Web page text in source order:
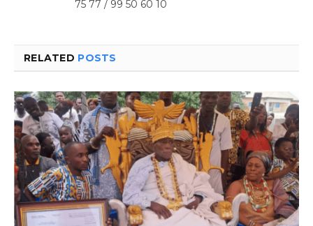
75 77 / 99 50 60 10
RELATED POSTS